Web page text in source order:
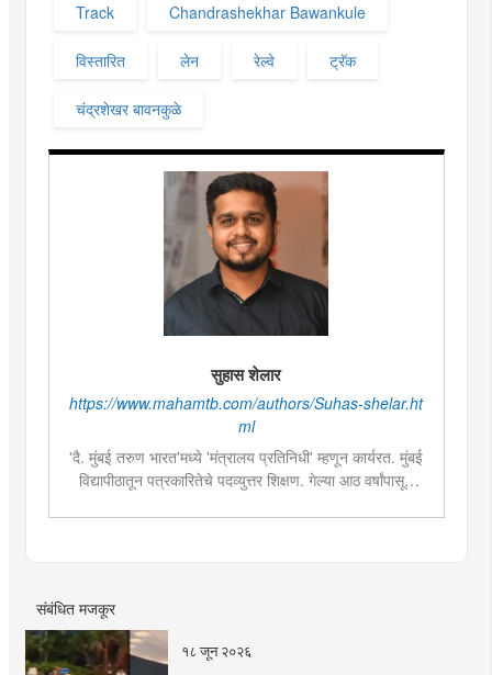
Track Chandrashekhar Bawankule
विस्तारित लेन रेल्वे ट्रॅक
चंद्रशेखर बावनकुळे
सुहास शेलार
https://www.mahamtb.com/authors/Suhas-shelar.ht
ml
'दै. मुंबई तरुण भारत'मध्ये 'मंत्रालय प्रतिनिधी' म्हणून कार्यरत. मुंबई
विद्यापीठातून पत्रकारितेचे पदव्युत्तर शिक्षण. गेल्या आठ वर्षांपासून
संबंधित मजकूर
१८ जून २०२६